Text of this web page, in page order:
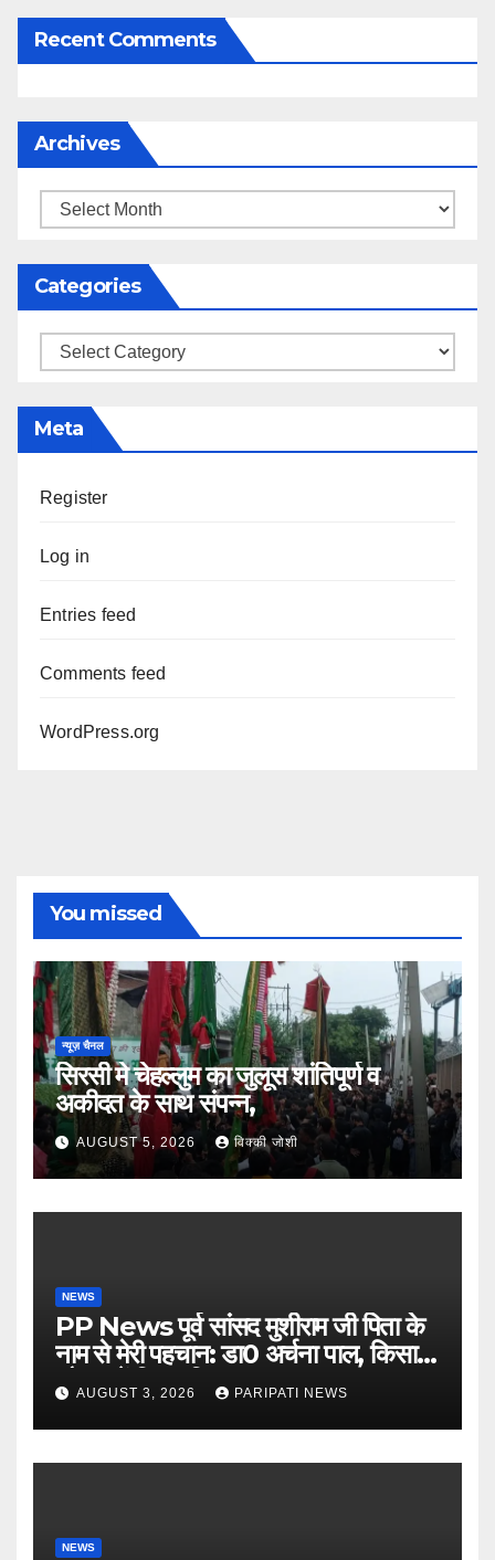
Recent Comments
Archives
Archives
Categories
Categories
Meta
Register
Log in
Entries feed
Comments feed
WordPress.org
You missed
न्यूज़ चैनल
सिरसी मे चेहल्लुम का जुलूस शांतिपूर्ण व
अकीदत के साथ संपन्न,
AUGUST 5, 2026 विक्की जोशी
NEWS
PP News पूर्व सांसद मुशीराम जी पिता के
नाम से मेरी पहचान: डा0 अर्चना पाल, किसान
चौपाल में दिया परिचय
AUGUST 3, 2026 PARIPATI NEWS
NEWS